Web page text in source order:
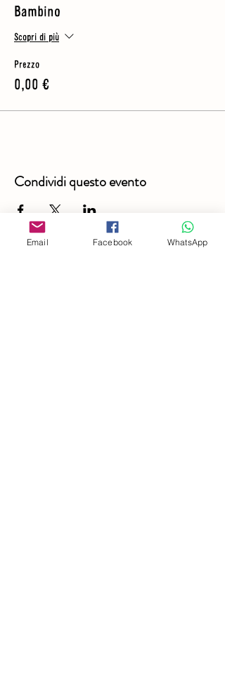
Bambino
Scopri di più
Prezzo
0,00 €
Condividi questo evento
Email Facebook WhatsApp